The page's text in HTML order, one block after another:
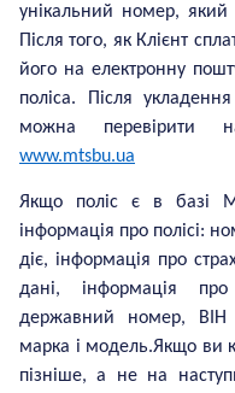
унікальний номер, який
Після того, як Клієнт
його на електронну
поліса. Після
можна перевірити
www.mtsbu.ua
Якщо поліс є в базі
інформація про полісі:
діє, інформація про
дані, інформація
державний номер, ВІН
марка і модель.Якщо ви
пізніше, а не на